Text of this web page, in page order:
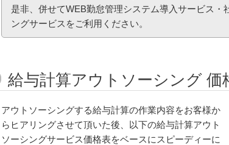
是非、併せてWEB勤怠管理システム導入サービス・
ングサービスをご利用ください。
給与計算アウトソーシング 価
アウトソーシングする給与計算の作業内容をお客様か
らヒアリングさせて頂いた後、以下の給与計算アウト
ソーシングサービス価格表をベースにスピーディーに